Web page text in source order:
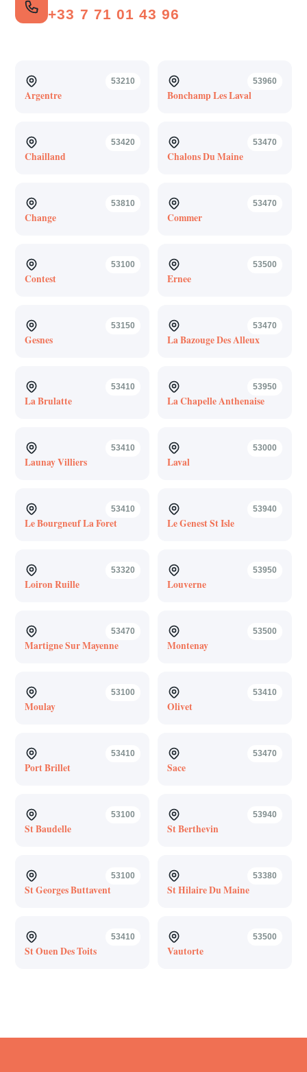
+33 7 71 01 43 96
53210
Argentre
53960
Bonchamp Les Laval
53420
Chailland
53470
Chalons Du Maine
53810
Change
53470
Commer
53100
Contest
53500
Ernee
53150
Gesnes
53470
La Bazouge Des Alleux
53410
La Brulatte
53950
La Chapelle Anthenaise
53410
Launay Villiers
53000
Laval
53410
Le Bourgneuf La Foret
53940
Le Genest St Isle
53320
Loiron Ruille
53950
Louverne
53470
Martigne Sur Mayenne
53500
Montenay
53100
Moulay
53410
Olivet
53410
Port Brillet
53470
Sace
53100
St Baudelle
53940
St Berthevin
53100
St Georges Buttavent
53380
St Hilaire Du Maine
53410
St Ouen Des Toits
53500
Vautorte